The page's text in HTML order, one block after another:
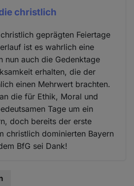
christlich
geprägten Feiertage
ist es wahrlich eine
nun auch die Gedenktage
erhalten, die der
einen Mehrwert brachten.
die für Ethik, Moral und
Tage um ein
doch bereits der erste
christlich dominierten Bayern
BfG sei Dank!